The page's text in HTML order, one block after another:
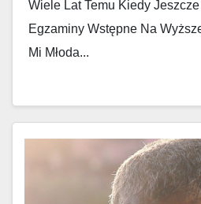
Wiele Lat Temu Kiedy
Egzaminy Wstępne Na
Mi Młoda...